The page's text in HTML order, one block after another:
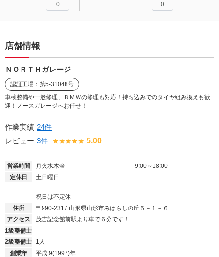
0 0
店舗情報
ＮＯＲＴＨガレージ
認証工場：第5-31048号
車検整備や一般修理、ＢＭＷの修理も対応！持ち込みでのタイヤ組み換えも歓
迎！ノースガレージへお任せ！
作業実績 24件
レビュー 3件 5.00
営業時間 月火水木金
9:00～18:00
定休日
土日曜日
祝日は不定休
住所
〒990-2317 山形県山形市みはらしの丘５－１－６
アクセス
茂吉記念館前駅より車で６分です！
1級整備士 -
2級整備士
1人
創業年
平成 9(1997)年